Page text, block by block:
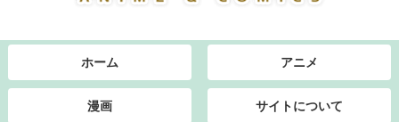
ホーム アニメ
漫画 サイトについて